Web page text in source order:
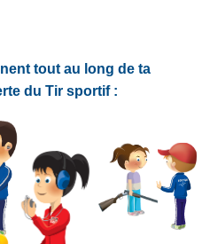
tout au long de ta
du Tir sportif :